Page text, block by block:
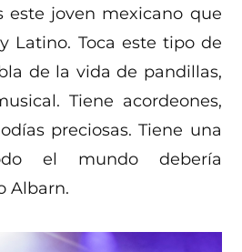
este joven mexicano que
Latino. Toca este tipo de
de la vida de pandillas,
Tiene acordeones,
preciosas. Tiene una
el mundo debería
Albarn.